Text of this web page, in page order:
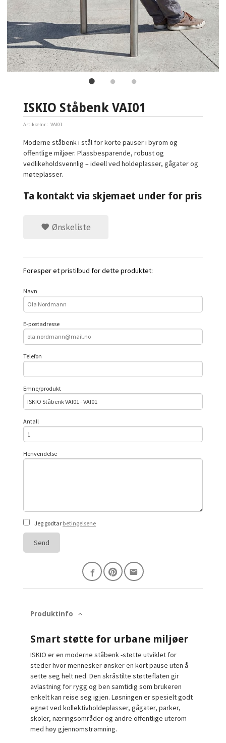
ISKIO Ståbenk VAI01
Artikkelnr.: VAI01
Moderne ståbenk i stål for korte pauser i byrom og
offentlige miljøer. Plassbesparende, robust og
vedlikeholdsvennlig – ideell ved holdeplasser, gågater og
møteplasser.
Ta kontakt via skjemaet under for pris
Ønskeliste
Forespør et pristilbud for dette produktet:
Navn
E-postadresse
Telefon
Emne/produkt
Antall
Henvendelse
Jeg godtar betingelsene
Send
Produktinfo
Smart støtte for urbane miljøer
ISKIO er en moderne ståbenk -støtte utviklet for
steder hvor mennesker ønsker en kort pause uten å
sette seg helt ned. Den skråstilte støtteflaten gir
avlastning for rygg og ben samtidig som brukeren
enkelt kan reise seg igjen. Løsningen er spesielt godt
egnet ved kollektivholdeplasser, gågater, parker,
skoler, næringsområder og andre offentlige uterom
med høy gjennomstrømning.